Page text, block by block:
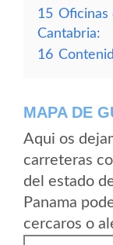
15 Oficinas
Cantabria:
16
MAPA DE
Aqui os
carreteras
del estado
Panama
cercaros o